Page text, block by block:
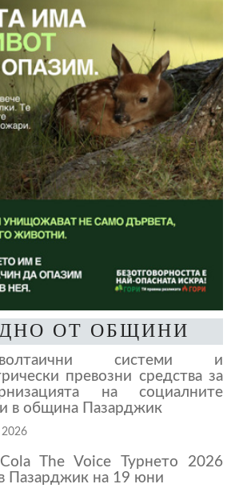
ОТ ОБЩИНИ
системи и
превозни средства за
на социалните
в община Пазарджик
Cola The Voice Турнето 2026
Пазарджик на 19 юни